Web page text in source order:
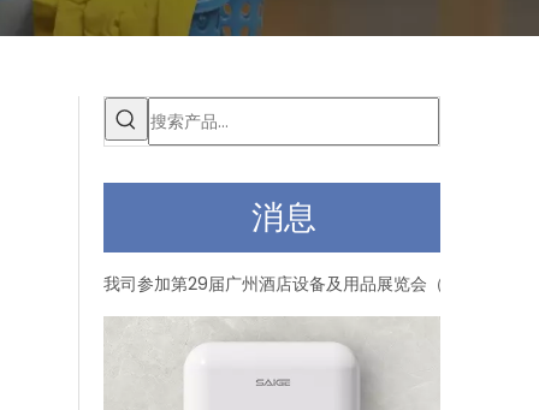
消息
赛格参加第30届广州酒店设备及用品展览会
我司参加第29届广州酒店设备及用品展览会（12月16日